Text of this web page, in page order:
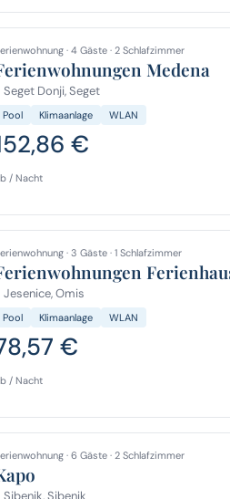
· 4 Gäste · 2 Schlafzimmer
Medena
Seget Donji, Seget
Pool Klimaanlage WLAN
€
/ Nacht
· 3 Gäste · 1 Schlafzimmer
Jesenice, Omis
Pool Klimaanlage WLAN
€
/ Nacht
· 6 Gäste · 2 Schlafzimmer